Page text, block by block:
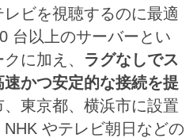
ビを視聴するのに最適
台以上のサーバーとい
に加え、 ラグなしでス
速かつ安定的な接続を提
東京都、横浜市に設置
やテレビ朝日などの